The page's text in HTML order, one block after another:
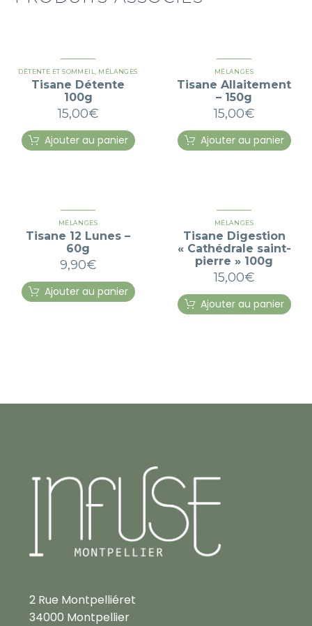
DÉTENTE ET SOMMEIL, MÉLANGES
Tisane Détente
100g
15,00€
Ajouter au panier
MÉLANGES
Tisane Allaitement
– 150g
15,00€
Ajouter au panier
MÉLANGES
Tisane 12 Lunes –
60g
9,90€
Ajouter au panier
MÉLANGES
Tisane Digestion
« Cathédrale saint-
pierre » 100g
15,00€
Ajouter au panier
2 Rue Montpelliéret
34000 Montpellier